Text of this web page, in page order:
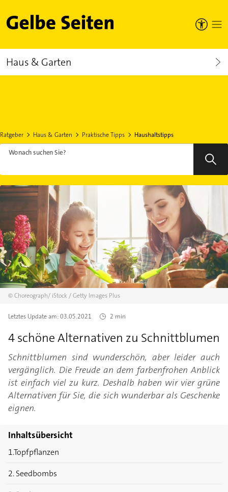
Gelbe Seiten
Haus & Garten
Ratgeber Haus & Garten Praktische Tipps Haushaltstipps
Wonach suchen Sie?
©Choreograph/ iStock / Getty Images Plus
Letztes Update am:03.05.2021 2 min
4 schöne Alternativen zu Schnittblumen
Schnittblumen sind wunderschön, aber leider auch
vergänglich. Die Freude an dem farbenfrohen Anblick
ist einfach viel zu kurz. Deshalb haben wir vier grüne
Alternativen für Sie, die sich wunderbar als Geschenke
eignen.
Inhaltsübersicht
1.Topfpflanzen
2. Seedbombs